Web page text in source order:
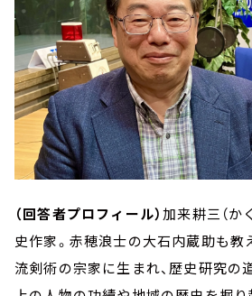
（回答者プロフィール）加来耕三（か
史作家。赤穂浪士の大石内蔵助も
流剣術の宗家に生まれ、歴史研究の